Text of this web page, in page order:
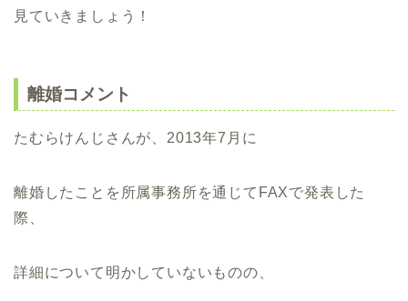
見ていきましょう！
離婚コメント
たむらけんじさんが、2013年7月に
離婚したことを所属事務所を通じてFAXで発表した
際、
詳細について明かしていないものの、